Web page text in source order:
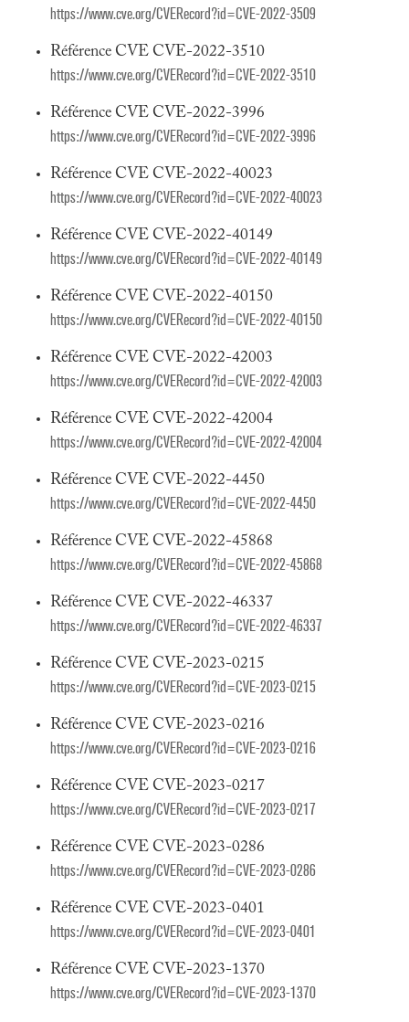
https://www.cve.org/CVERecord?id=CVE-2022-3509
Référence CVE CVE-2022-3510
https://www.cve.org/CVERecord?id=CVE-2022-3510
Référence CVE CVE-2022-3996
https://www.cve.org/CVERecord?id=CVE-2022-3996
Référence CVE CVE-2022-40023
https://www.cve.org/CVERecord?id=CVE-2022-40023
Référence CVE CVE-2022-40149
https://www.cve.org/CVERecord?id=CVE-2022-40149
Référence CVE CVE-2022-40150
https://www.cve.org/CVERecord?id=CVE-2022-40150
Référence CVE CVE-2022-42003
https://www.cve.org/CVERecord?id=CVE-2022-42003
Référence CVE CVE-2022-42004
https://www.cve.org/CVERecord?id=CVE-2022-42004
Référence CVE CVE-2022-4450
https://www.cve.org/CVERecord?id=CVE-2022-4450
Référence CVE CVE-2022-45868
https://www.cve.org/CVERecord?id=CVE-2022-45868
Référence CVE CVE-2022-46337
https://www.cve.org/CVERecord?id=CVE-2022-46337
Référence CVE CVE-2023-0215
https://www.cve.org/CVERecord?id=CVE-2023-0215
Référence CVE CVE-2023-0216
https://www.cve.org/CVERecord?id=CVE-2023-0216
Référence CVE CVE-2023-0217
https://www.cve.org/CVERecord?id=CVE-2023-0217
Référence CVE CVE-2023-0286
https://www.cve.org/CVERecord?id=CVE-2023-0286
Référence CVE CVE-2023-0401
https://www.cve.org/CVERecord?id=CVE-2023-0401
Référence CVE CVE-2023-1370
https://www.cve.org/CVERecord?id=CVE-2023-1370